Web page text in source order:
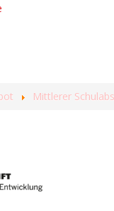
Mittlerer